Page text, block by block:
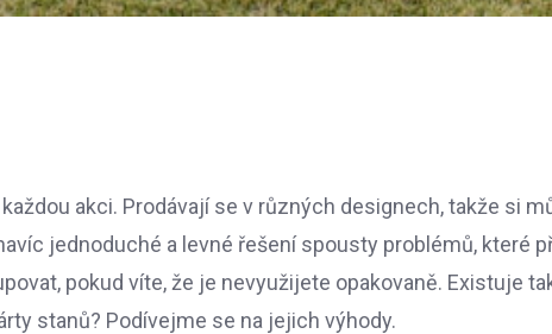
akci. Prodávají se v různých designech, takže si
jednoduché a levné řešení spousty problémů, které
pokud víte, že je nevyužijete opakovaně. Existuje
stanů? Podívejme se na jejich výhody.